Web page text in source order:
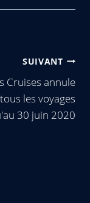
SUIVANT
Cruises annule
tous les voyages
30 juin 2020